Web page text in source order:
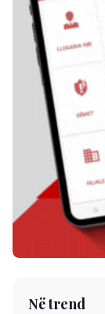
Në trend